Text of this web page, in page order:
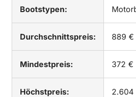
Bootstypen:
Durchschnittspreis: 889 €
Mindestpreis: 372 €
Höchstpreis: 2.604